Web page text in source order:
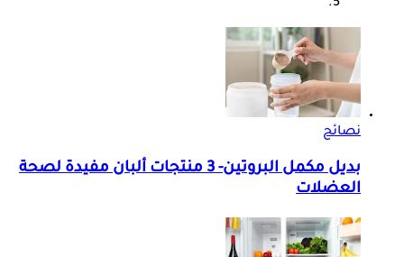
نصائح
بديل مكمل البروتين- 3 منتجات ألبان مفيدة لصحة
العضلات